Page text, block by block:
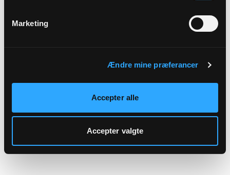
Marketing
Ændre mine præferancer
Accepter alle
Accepter valgte